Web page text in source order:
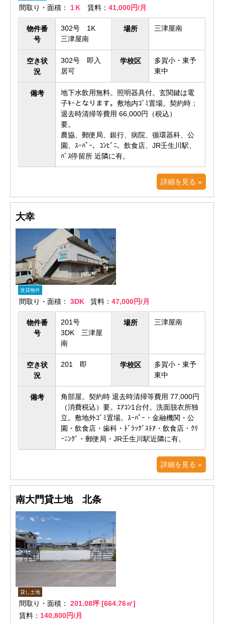
間取り・面積： 1Ｋ 賃料： 41,000円/月
物件番
号
302号 1K
三津屋南
場所 三津屋南
空き状
況
302号 即入
居可
学校区
多賀小・東予
東中
備考
地下水飲用無料。照明器具付。玄関鍵は電
子ｷｰとなります。敷地内ｺﾞﾐ置場。契約時；
退去時清掃等費用 66,000円（税込）
要
農協、郵便局、銀行、病院、循環器科、公
園、ｽｰﾊﾟｰ、ｺﾝﾋﾞﾆ、飲食店、JR壬生川駅、
ﾊﾞｽ停留所 近隣に有。
詳細を見る »
大幸
賃貸物件
間取り・面積： 3DK 賃料： 47,000円/月
物件番
号
201号
3DK 三津屋
南
場所 三津屋南
空き状
況
201 即 学校区
多賀小・東予
東中
備考
角部屋。契約時 退去時清掃等費用 77,000円
（消費税込）要。ｴｱｺﾝ1台付。洗面脱衣所独
立。敷地外ｺﾞﾐ置場。ｽｰﾊﾟｰ・金融機関・公
園・飲食店・歯科・ﾄﾞﾗｯｸﾞｽﾄｱ・飲食店・ｸﾘ
ｰﾆﾝｸﾞ・郵便局・JR壬生川駅近隣に有。
詳細を見る »
南大門貸土地 北条
貸し土地
間取り・面積： 201.08坪 [664.76㎡]
賃料： 140,800円/月